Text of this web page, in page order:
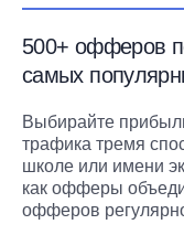
500+ офферов
самых
Выбирайте
трафика тремя
школе или имени
как офферы
офферов